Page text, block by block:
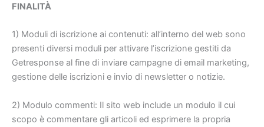
FINALITÀ
1) Moduli di iscrizione ai contenuti: all’interno del web sono
presenti diversi moduli per attivare l’iscrizione gestiti da
Getresponse al fine di inviare campagne di email marketing,
gestione delle iscrizioni e invio di newsletter o notizie.
2) Modulo commenti: Il sito web include un modulo il cui
scopo è commentare gli articoli ed esprimere la propria